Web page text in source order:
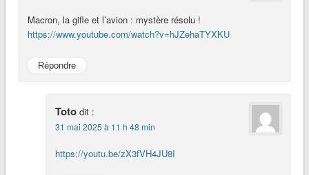
Macron, la gifle et l’avion : mystère résolu !
https://www.youtube.com/watch?v=hJZehaTYXKU
Répondre
Toto dit :
31 mai 2025 à 11 h 48 min
https://youtu.be/zX3fVH4JU8I